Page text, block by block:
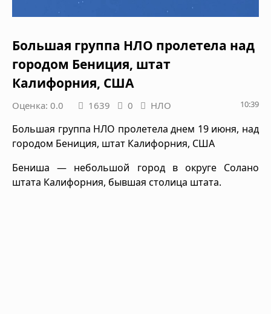
Большая группа НЛО пролетела над
городом Бениция, штат
Калифорния, США
Оценка: 0.0 1639 0 НЛО 10:39
Большая группа НЛО пролетела днем 19 июня, над
городом Бениция, штат Калифорния, США
Бениша — небольшой город в округе Солано
штата Калифорния, бывшая столица штата.